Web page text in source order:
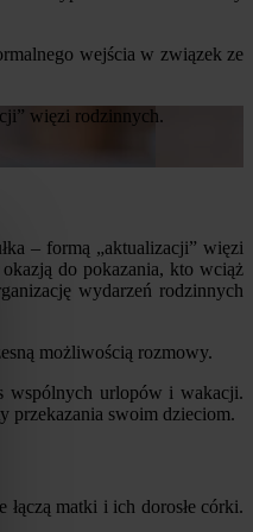
wejścia w związek ze
więzi rodzinnych.
– formą „aktualizacji” więzi
do pokazania, kto wciąż
wydarzeń rodzinnych
możliwością rozmowy.
wspólnych urlopów i wakacji.
przekazania swoim dzieciom.
matki i ich dorosłe córki.